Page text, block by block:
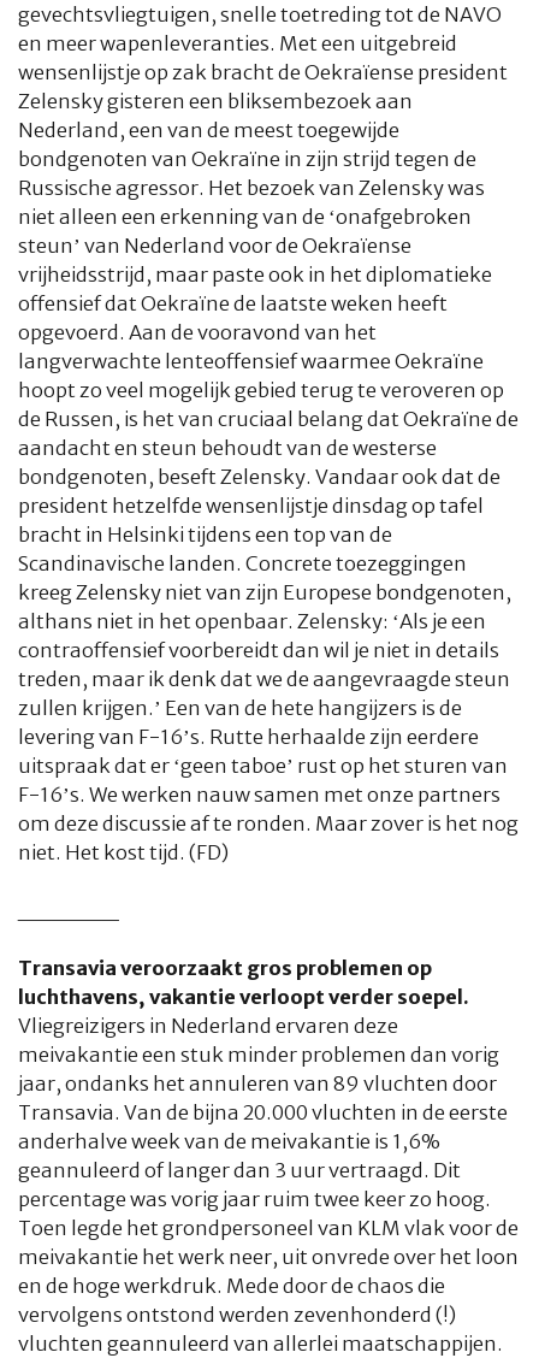
gevechtsvliegtuigen, snelle toetreding tot de NAVO
en meer wapenleveranties. Met een uitgebreid
wensenlijstje op zak bracht de Oekraïense president
Zelensky gisteren een bliksembezoek aan
Nederland, een van de meest toegewijde
bondgenoten van Oekraïne in zijn strijd tegen de
Russische agressor. Het bezoek van Zelensky was
niet alleen een erkenning van de ‘onafgebroken
steun’ van Nederland voor de Oekraïense
vrijheidsstrijd, maar paste ook in het diplomatieke
offensief dat Oekraïne de laatste weken heeft
opgevoerd. Aan de vooravond van het
langverwachte lenteoffensief waarmee Oekraïne
hoopt zo veel mogelijk gebied terug te veroveren op
de Russen, is het van cruciaal belang dat Oekraïne de
aandacht en steun behoudt van de westerse
bondgenoten, beseft Zelensky. Vandaar ook dat de
president hetzelfde wensenlijstje dinsdag op tafel
bracht in Helsinki tijdens een top van de
Scandinavische landen. Concrete toezeggingen
kreeg Zelensky niet van zijn Europese bondgenoten,
althans niet in het openbaar. Zelensky: ‘Als je een
contraoffensief voorbereidt dan wil je niet in details
treden, maar ik denk dat we de aangevraagde steun
zullen krijgen.’ Een van de hete hangijzers is de
levering van F-16’s. Rutte herhaalde zijn eerdere
uitspraak dat er ‘geen taboe’ rust op het sturen van
F-16’s. We werken nauw samen met onze partners
om deze discussie af te ronden. Maar zover is het nog
niet. Het kost tijd. (FD)
Transavia veroorzaakt gros problemen op
luchthavens, vakantie verloopt verder soepel.
Vliegreizigers in Nederland ervaren deze
meivakantie een stuk minder problemen dan vorig
jaar, ondanks het annuleren van 89 vluchten door
Transavia. Van de bijna 20.000 vluchten in de eerste
anderhalve week van de meivakantie is 1,6%
geannuleerd of langer dan 3 uur vertraagd. Dit
percentage was vorig jaar ruim twee keer zo hoog.
Toen legde het grondpersoneel van KLM vlak voor de
meivakantie het werk neer, uit onvrede over het loon
en de hoge werkdruk. Mede door de chaos die
vervolgens ontstond werden zevenhonderd (!)
vluchten geannuleerd van allerlei maatschappijen.